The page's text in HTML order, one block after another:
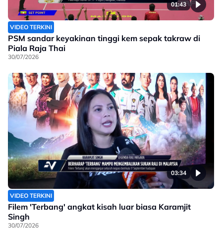
01:43
VIDEO TERKINI
PSM sandar keyakinan tinggi kem sepak takraw di
Piala Raja Thai
30/07/2026
03:34
VIDEO TERKINI
Filem 'Terbang' angkat kisah luar biasa Karamjit
Singh
30/07/2026